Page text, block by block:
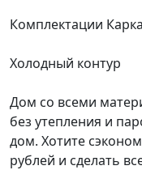
Комплектации
Холодный контур
Дом со всеми
без утепления и
дом. Хотите
рублей и сделать